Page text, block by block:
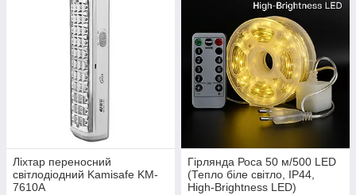
Ліхтар переносний
світлодіодний Kamisafe KM-
7610A
Гірлянда Роса 50 м/500 LED
(Тепло біле світло, IP44,
High-Brightness LED)